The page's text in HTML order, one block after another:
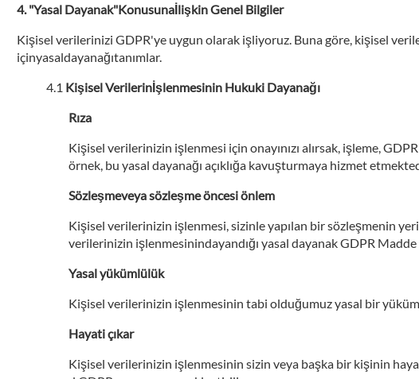
"Yasal Dayanak"Konusunaİlişkin Genel Bilgiler
Kişisel verilerinizi GDPR'ye uygun olarak işliyoruz. Buna göre, kişisel
içinyasaldayanağıtanımlar.
Kişisel Verilerinİşlenmesinin Hukuki Dayanağı
Rıza
Kişisel verilerinizin işlenmesi için onayınızı alırsak, işleme,
örnek, bu yasal dayanağı açıklığa kavuşturmaya hizmet
Sözleşmeveya sözleşme öncesi önlem
Kişisel verilerinizin işlenmesi, sizinle yapılan bir sözleşmenin
verilerinizin işlenmesinindayandığı yasal dayanak GDPR Madde
Yasal yükümlülük
Kişisel verilerinizin işlenmesinin tabi olduğumuz yasal bir
Hayati çıkar
Kişisel verilerinizin işlenmesinin sizin veya başka bir kişinin